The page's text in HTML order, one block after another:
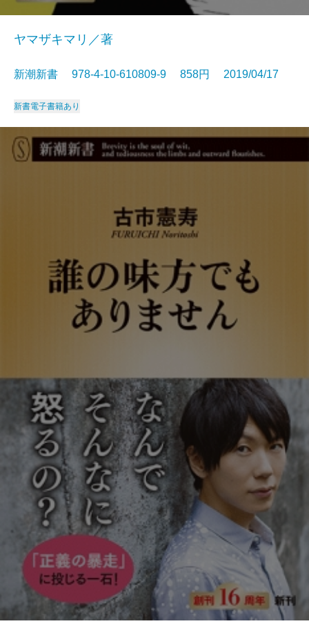
ヤマザキマリ／著
新潮新書 978-4-10-610809-9 858円 2019/04/17
新書電子書籍あり